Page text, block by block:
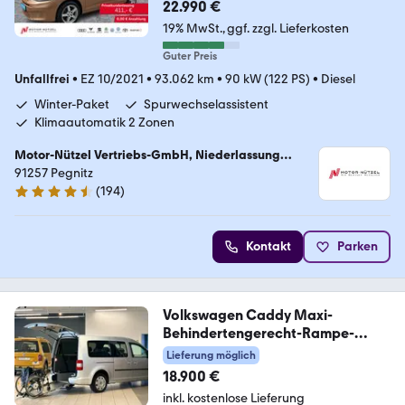
22.990 €
19% MwSt. ggf. zzgl. Lieferkosten
Guter Preis
Unfallfrei • EZ 10/2021 • 93.062 km • 90 kW (122 PS) • Diesel
Winter-Paket
Spurwechselassistent
Klimaautomatik 2 Zonen
Motor-Nützel Vertriebs-GmbH, Niederlassung
Pegnitz
91257 Pegnitz
4.7 Sterne
(194)
Kontakt Parken
Volkswagen Caddy Maxi-
Behindertengerecht-Rampe-
1.Hand
Lieferung möglich
18.900 €
inkl. kostenlose Lieferung